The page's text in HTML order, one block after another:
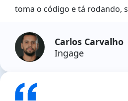
toma o código e tá rodando,
Carlos Carvalho
Ingage